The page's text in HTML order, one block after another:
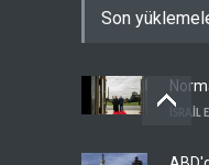
Son
İSRAİL